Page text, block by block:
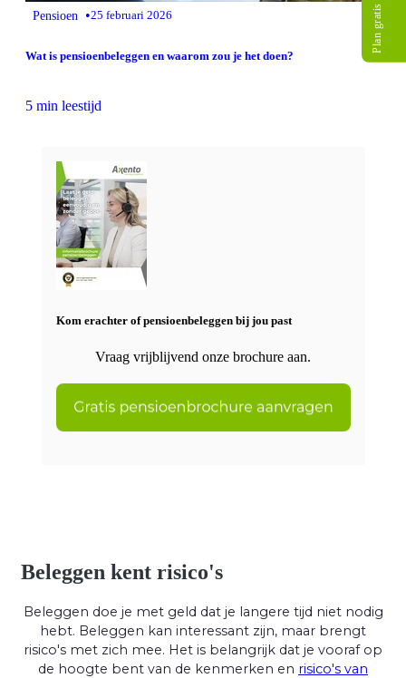
Pensioen •25 februari 2026
Wat is pensioenbeleggen en waarom zou je het doen?
5 min leestijd
Kom erachter of pensioenbeleggen bij jou past
Vraag vrijblijvend onze brochure aan.
Beleggen kent risico's
Beleggen doe je met geld dat je langere tijd niet nodig
hebt. Beleggen kan interessant zijn, maar brengt
risico's met zich mee. Het is belangrijk dat je vooraf op
de hoogte bent van de kenmerken en risico's van